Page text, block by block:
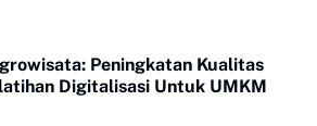
Peningkatan Kualitas
Digitalisasi Untuk UMKM